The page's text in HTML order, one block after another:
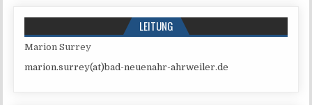
LEITUNG
Mari­on Surrey
marion.surrey(at)bad-neuenahr-ahrweiler.de